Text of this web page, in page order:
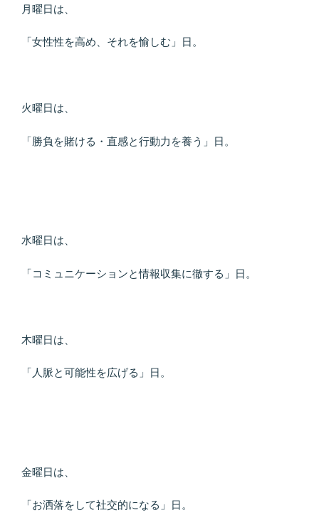
月曜日は、
「女性性を高め、それを愉しむ」日。
火曜日は、
「勝負を賭ける・直感と行動力を養う」日。
水曜日は、
「コミュニケーションと情報収集に徹する」日。
木曜日は、
「人脈と可能性を広げる」日。
金曜日は、
「お洒落をして社交的になる」日。